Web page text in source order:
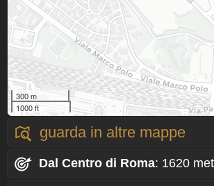
300 m
1000 ft
guarda in altre mappe
Dal Centro di Roma: 1620